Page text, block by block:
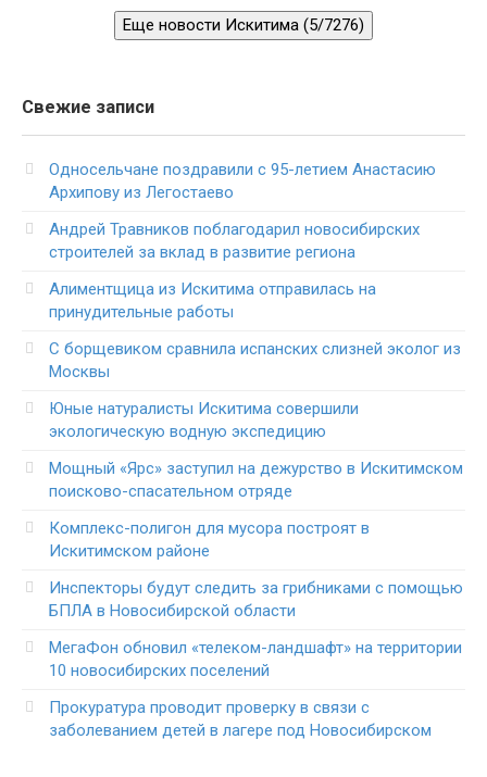
Еще новости Искитима (5/7276)
Свежие записи
Односельчане поздравили с 95-летием Анастасию
Архипову из Легостаево
Андрей Травников поблагодарил новосибирских
строителей за вклад в развитие региона
Алиментщица из Искитима отправилась на
принудительные работы
С борщевиком сравнила испанских слизней эколог из
Москвы
Юные натуралисты Искитима совершили
экологическую водную экспедицию
Мощный «Ярс» заступил на дежурство в Искитимском
поисково-спасательном отряде
Комплекс-полигон для мусора построят в
Искитимском районе
Инспекторы будут следить за грибниками с помощью
БПЛА в Новосибирской области
МегаФон обновил «телеком-ландшафт» на территории
10 новосибирских поселений
Прокуратура проводит проверку в связи с
заболеванием детей в лагере под Новосибирском